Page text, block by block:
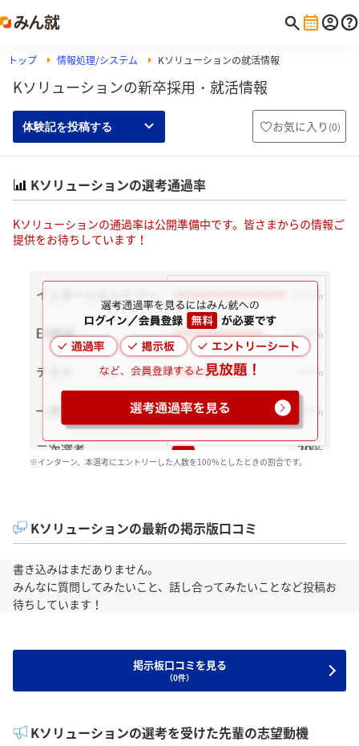
トップ 情報処理/システム Kソリューションの就活情報
Kソリューションの新卒採用・就活情報
体験記を投稿する お気に入り (0)
Kソリューションの選考通過率
Kソリューションの通過率は公開準備中です。皆さまからの情報ご
提供をお待ちしています！
※インターン、本選考にエントリーした人数を100％としたときの割合です。
Kソリューションの最新の掲示版口コミ
書き込みはまだありません。
みんなに質問してみたいこと、話し合ってみたいことなど投稿お
待ちしています！
掲示板口コミを見る
（0件）
Kソリューションの選考を受けた先輩の志望動機